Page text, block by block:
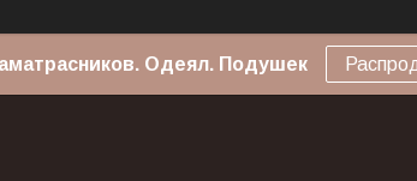
Одеял. Подушек